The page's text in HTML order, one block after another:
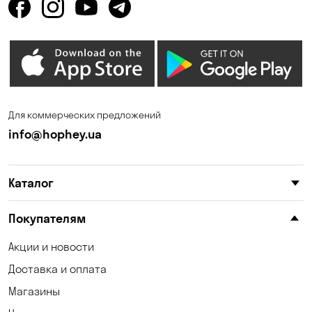
Одесса
Песчанка
Борщаговка
Погребы Пуховка
Самар
Солнечное
Для коммерческих предложений
info@hophey.ua
Каталог
Покупателям
Акции и новости
Доставка и оплата
Магазины